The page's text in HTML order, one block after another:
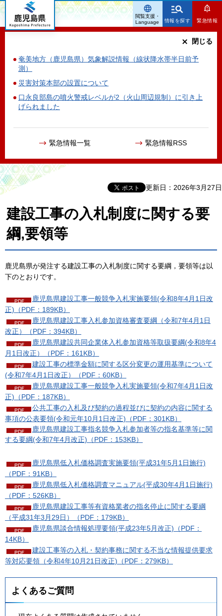
鹿児島県
情報を探す 緊急情報
奄美地方（鹿児島県）気象解説情報（線状降水帯半日前予
測）
災害対策本部の設置について
口永良部島の噴火警戒レベルが2（火山周辺規制）に引き上
げられました
緊急情報一覧 緊急情報RSS
閉じる
閲覧支援・
Language
更新日：2026年3月27日
建設工事の入札制度に関する要
綱,要領等
鹿児島県が発注する建設工事の入札制度に関する要綱，要領等は以
下のとおりです。
鹿児島県建設工事一般競争入札実施要領(令和8年4月1日改
正)（PDF：189KB）
鹿児島県建設工事入札参加資格審査要綱（令和7年4月1日
改正）（PDF：394KB）
鹿児島県建設共同企業体入札参加資格等取扱要綱(令和8年4
月1日改正）（PDF：161KB）
建設工事の標準金額に関する区分変更の運用基準について
(令和7年4月1日改正）（PDF：60KB）
鹿児島県建設工事一般競争入札実施要領(令和7年4月1日改
正)（PDF：187KB）
公共工事の入札及び契約の過程並びに契約の内容に関する
事項の公表要領(令和元年10月1日改正)（PDF：301KB）
鹿児島県建設工事指名競争入札参加者等の指名基準等に関
する要綱(令和7年4月改正)（PDF：153KB）
鹿児島県低入札価格調査実施要領(平成31年5月1日施行)
（PDF：91KB）
鹿児島県低入札価格調査マニュアル(平成30年4月1日施行)
（PDF：526KB）
鹿児島県建設工事等有資格業者の指名停止に関する要綱
（平成31年3月29日）（PDF：179KB）
鹿児島県談合情報処理要領(平成23年5月改正)（PDF：
14KB）
建設工事等の入札・契約事務に関する不当な情報提供要求
等対応要領（令和4年10月21日改正)（PDF：279KB）
よくあるご質問